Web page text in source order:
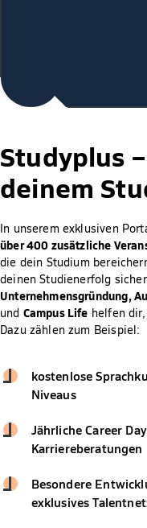
Studyplus –
deinem
In unserem exklusiven
über 400 zusätzliche
die dein Studium
deinen Studienerfolg
Unternehmensgründung,
und Campus Life helfen
Dazu zählen zum Beispiel:
kostenlose
Niveaus
Jährliche Career
Karriereberatungen
Besondere
exklusives